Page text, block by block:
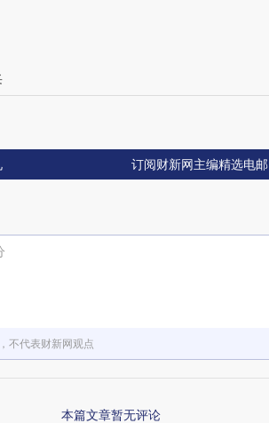
订阅财新网主编精选电邮
不代表财新网观点
本篇文章暂无评论